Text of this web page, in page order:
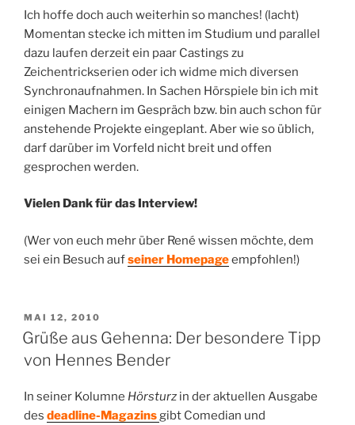
Ich hoffe doch auch weiterhin so manches! (lacht)
Momentan stecke ich mitten im Studium und parallel
dazu laufen derzeit ein paar Castings zu
Zeichentrickserien oder ich widme mich diversen
Synchronaufnahmen. In Sachen Hörspiele bin ich mit
einigen Machern im Gespräch bzw. bin auch schon für
anstehende Projekte eingeplant. Aber wie so üblich,
darf darüber im Vorfeld nicht breit und offen
gesprochen werden.
Vielen Dank für das Interview!
(Wer von euch mehr über René wissen möchte, dem
sei ein Besuch aufseiner Homepageempfohlen!)
VERÖFFENTLICHT
AM
MAI 12, 2010
Grüße aus Gehenna: Der besondere Tipp
von Hennes Bender
In seiner Kolumne Hörsturz in der aktuellen Ausgabe
des deadline-Magazinsgibt Comedian und